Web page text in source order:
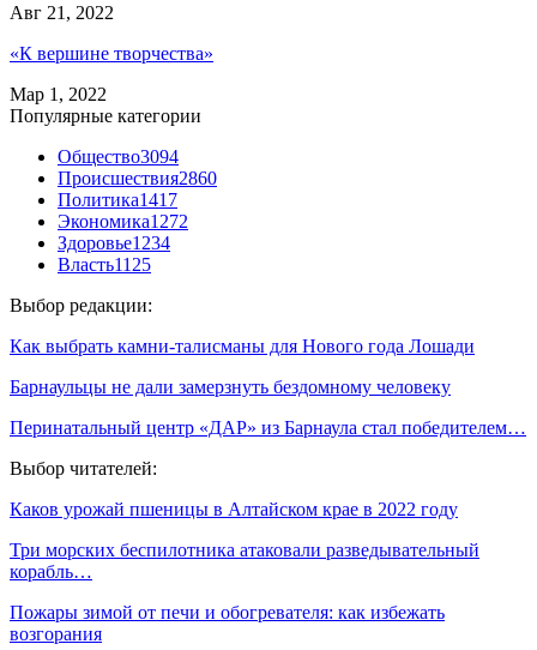
Авг 21, 2022
«К вершине творчества»
Мар 1, 2022
Популярные категории
Общество3094
Происшествия2860
Политика1417
Экономика1272
Здоровье1234
Власть1125
Выбор редакции:
Как выбрать камни-талисманы для Нового года Лошади
Барнаульцы не дали замерзнуть бездомному человеку
Перинатальный центр «ДАР» из Барнаула стал победителем…
Выбор читателей:
Каков урожай пшеницы в Алтайском крае в 2022 году
Три морских беспилотника атаковали разведывательный
корабль…
Пожары зимой от печи и обогревателя: как избежать
возгорания